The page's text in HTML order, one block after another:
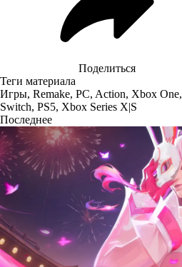
Поделиться
Теги материала
Игры, Remake, PC, Action, Xbox One,
Switch, PS5, Xbox Series X|S
Последнее